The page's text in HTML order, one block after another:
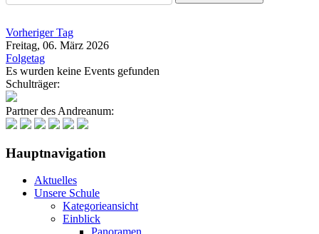
Vorheriger Tag
Freitag, 06. März 2026
Folgetag
Es wurden keine Events gefunden
Schulträger:
Partner des Andreanum:
Hauptnavigation
Aktuelles
Unsere Schule
Kategorieansicht
Einblick